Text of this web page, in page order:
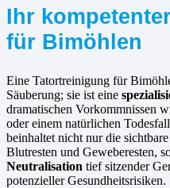
Ihr
für Bimöhlen
Eine Tatortreinigung für
Säuberung; sie ist eine
dramatischen Vorkommnissen
oder einem natürlichen
beinhaltet nicht nur die
Blutresten und Geweberesten,
Neutralisation tief sitzender
potenzieller Gesundheitsrisiken.